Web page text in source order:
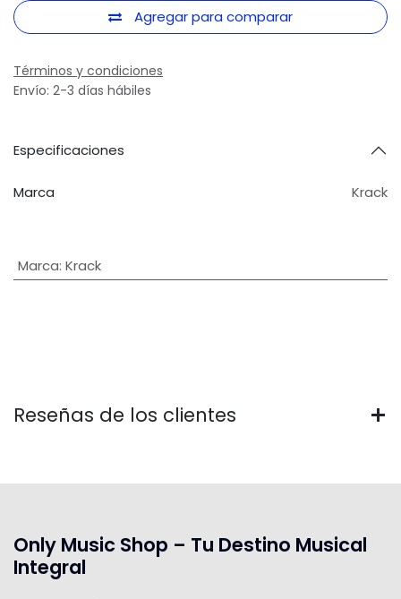
Agregar para comparar
Términos y condiciones
Envío: 2-3 días hábiles
Especificaciones
Marca Krack
Marca: Krack
Reseñas de los clientes
Only Music Shop – Tu Destino Musical
Integral